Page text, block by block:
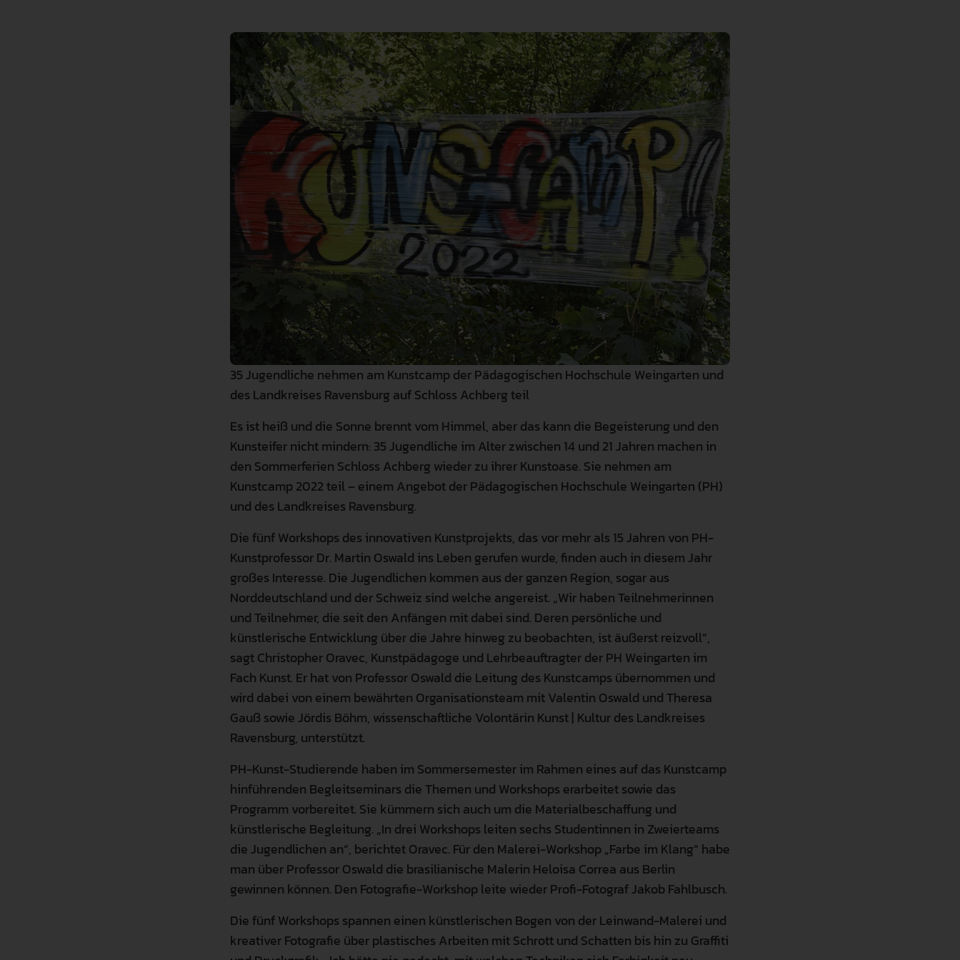
Promotion & Habilitation
Zusätzliches Studienangebot
Studienbewerbung
Semestertermine
Studierendenservice
Serviceeinrichtungen
Verfasste Studierendenschaft
Gute Wissenschaftliche Praxis
Forschungssoftware
Weingarten Learning Lab
Hilfskraft gesucht
Ganztagsschulen auf die
Bildungsgerechtigkeit aus der
Perspektive von beteiligten Akteuren
vorgestellt.
Mehr erfahren
Familienfreundlichkeit
Qualitätsmanagement
Karriere
Recht & Regelungen
Datenschutz & Informationssicherheit
Hochschulwahlen
Meldestelle Hinweisgeber
Mehr erfahren
35 Jugendliche nehmen am Kunstcamp der Pädagogischen Hochschule Weingarten und
des Landkreises Ravensburg auf Schloss Achberg teil
Es ist heiß und die Sonne brennt vom Himmel, aber das kann die Begeisterung und den
Kunsteifer nicht mindern: 35 Jugendliche im Alter zwischen 14 und 21 Jahren machen in
den Sommerferien Schloss Achberg wieder zu ihrer Kunstoase. Sie nehmen am
Kunstcamp 2022 teil – einem Angebot der Pädagogischen Hochschule Weingarten (PH)
und des Landkreises Ravensburg.
Die fünf Workshops des innovativen Kunstprojekts, das vor mehr als 15 Jahren von PH-
Kunstprofessor Dr. Martin Oswald ins Leben gerufen wurde, finden auch in diesem Jahr
großes Interesse. Die Jugendlichen kommen aus der ganzen Region, sogar aus
Norddeutschland und der Schweiz sind welche angereist. „Wir haben Teilnehmerinnen
und Teilnehmer, die seit den Anfängen mit dabei sind. Deren persönliche und
künstlerische Entwicklung über die Jahre hinweg zu beobachten, ist äußerst reizvoll“,
sagt Christopher Oravec, Kunstpädagoge und Lehrbeauftragter der PH Weingarten im
Fach Kunst. Er hat von Professor Oswald die Leitung des Kunstcamps übernommen und
wird dabei von einem bewährten Organisationsteam mit Valentin Oswald und Theresa
Gauß sowie Jördis Böhm, wissenschaftliche Volontärin Kunst | Kultur des Landkreises
Ravensburg, unterstützt.
PH-Kunst-Studierende haben im Sommersemester im Rahmen eines auf das Kunstcamp
hinführenden Begleitseminars die Themen und Workshops erarbeitet sowie das
Programm vorbereitet. Sie kümmern sich auch um die Materialbeschaffung und
künstlerische Begleitung. „In drei Workshops leiten sechs Studentinnen in Zweierteams
die Jugendlichen an“, berichtet Oravec. Für den Malerei-Workshop „Farbe im Klang“ habe
man über Professor Oswald die brasilianische Malerin Heloisa Correa aus Berlin
gewinnen können. Den Fotografie-Workshop leite wieder Profi-Fotograf Jakob Fahlbusch.
Die fünf Workshops spannen einen künstlerischen Bogen von der Leinwand-Malerei und
kreativer Fotografie über plastisches Arbeiten mit Schrott und Schatten bis hin zu Graffiti